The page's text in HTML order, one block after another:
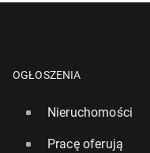
OGŁOSZENIA
Nieruchomości
Pracę oferują